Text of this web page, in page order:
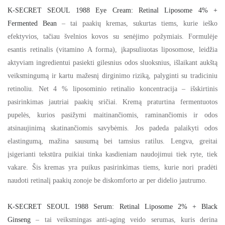
K-SECRET SEOUL 1988 Eye Cream: Retinal Liposome 4% +
Fermented Bean – tai paakių kremas, sukurtas tiems, kurie ieško
efektyvios, tačiau švelnios kovos su senėjimo požymiais. Formulėje
esantis retinalis (vitamino A forma), įkapsuliuotas liposomose, leidžia
aktyviam ingredientui pasiekti gilesnius odos sluoksnius, išlaikant aukštą
veiksmingumą ir kartu mažesnį dirginimo riziką, palyginti su tradiciniu
retinoliu. Net 4 % liposominio retinalio koncentracija – išskirtinis
pasirinkimas jautriai paakių sričiai.
Kremą praturtina fermentuotos
pupelės, kurios pasižymi maitinančiomis, raminančiomis ir odos
atsinaujinimą skatinančiomis savybėmis. Jos padeda palaikyti odos
elastingumą, mažina sausumą bei tamsius ratilus. Lengva, greitai
įsigerianti tekstūra puikiai tinka kasdieniam naudojimui tiek ryte, tiek
vakare. Šis kremas yra puikus pasirinkimas tiems, kurie nori pradėti
naudoti retinalį paakių zonoje be diskomforto ar per didelio jautrumo.
K-SECRET SEOUL 1988 Serum: Retinal Liposome 2% + Black
Ginseng – tai veiksmingas anti-aging veido serumas, kuris derina